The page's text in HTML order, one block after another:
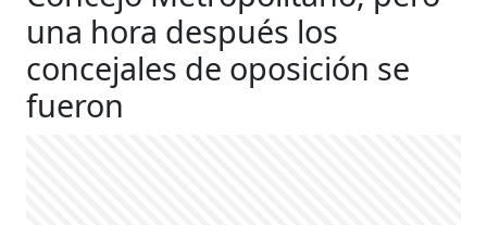
una hora después los
concejales de oposición se
fueron